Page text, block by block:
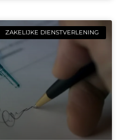
ZAKELIJKE DIENSTVERLENING